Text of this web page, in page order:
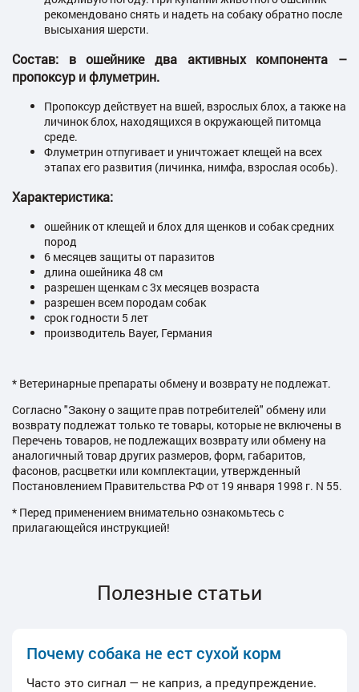
рекомендовано снять и надеть на собаку обратно после
высыхания шерсти.
Состав: в ошейнике два активных компонента –
пропоксур и флуметрин.
Пропоксур действует на вшей, взрослых блох, а также на
личинок блох, находящихся в окружающей питомца
среде.
Флуметрин отпугивает и уничтожает клещей на всех
этапах его развития (личинка, нимфа, взрослая особь).
Характеристика:
ошейник от клещей и блох для щенков и собак средних
пород
6 месяцев защиты от паразитов
длина ошейника 48 см
разрешен щенкам с 3х месяцев возраста
разрешен всем породам собак
срок годности 5 лет
производитель Bayer, Германия
* Ветеринарные препараты обмену и возврату не подлежат.
Согласно "Закону о защите прав потребителей" обмену или
возврату подлежат только те товары, которые не включены в
Перечень товаров, не подлежащих возврату или обмену на
аналогичный товар других размеров, форм, габаритов,
фасонов, расцветки или комплектации, утвержденный
Постановлением Правительства РФ от 19 января 1998 г. N 55.
* Перед применением внимательно ознакомьтесь с
прилагающейся инструкцией!
Полезные статьи
Почему собака не ест сухой корм
Часто это сигнал — не каприз, а предупреждение.